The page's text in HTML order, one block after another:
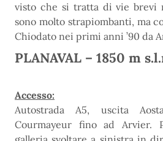
visto che si tratta di vie brevi
sono molto strapiombanti, ma
Chiodato nei primi anni ’90 da
PLANAVAL – 1850 m
Accesso:
Autostrada A5, uscita
Courmayeur fino ad Arvier.